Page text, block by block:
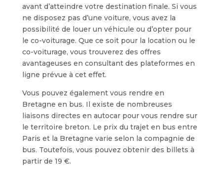
avant d’atteindre votre destination finale. Si vous
ne disposez pas d’une voiture, vous avez la
possibilité de louer un véhicule ou d’opter pour
le co-voiturage. Que ce soit pour la location ou le
co-voiturage, vous trouverez des offres
avantageuses en consultant des plateformes en
ligne prévue à cet effet.
Vous pouvez également vous rendre en
Bretagne en bus. Il existe de nombreuses
liaisons directes en autocar pour vous rendre sur
le territoire breton. Le prix du trajet en bus entre
Paris et la Bretagne varie selon la compagnie de
bus. Toutefois, vous pouvez obtenir des billets à
partir de 19 €.